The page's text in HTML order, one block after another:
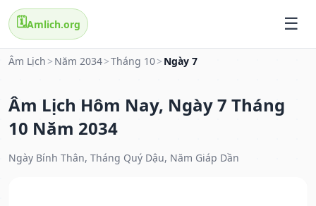
🗓️Amlich.org
Âm Lịch > Năm 2034>Tháng 10> Ngày 7
Âm Lịch Hôm Nay, Ngày 7 Tháng
10 Năm 2034
Ngày Bính Thân, Tháng Quý Dậu, Năm Giáp Dần